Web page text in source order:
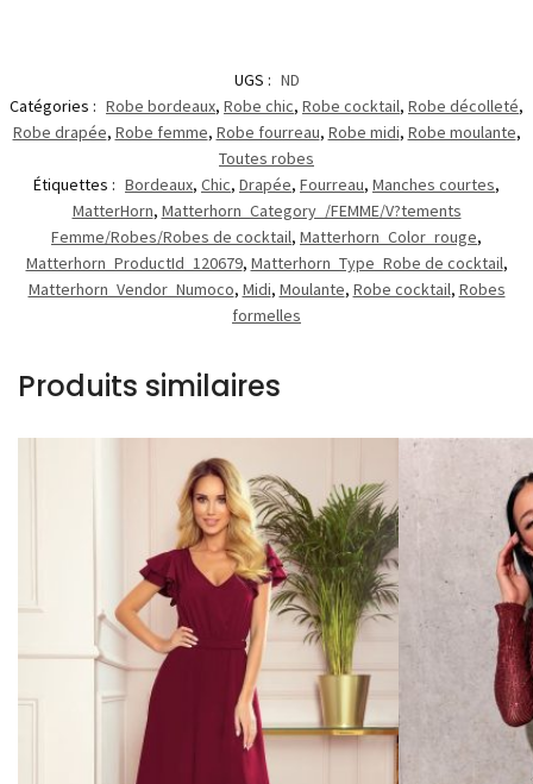
UGS : ND
Catégories : Robe bordeaux, Robe chic, Robe cocktail, Robe décolleté,
Robe drapée, Robe femme, Robe fourreau, Robe midi, Robe moulante,
Toutes robes
Étiquettes : Bordeaux, Chic, Drapée, Fourreau, Manches courtes,
MatterHorn, Matterhorn_Category_/FEMME/V?tements
Femme/Robes/Robes de cocktail, Matterhorn_Color_rouge,
Matterhorn_ProductId_120679, Matterhorn_Type_Robe de cocktail,
Matterhorn_Vendor_Numoco, Midi, Moulante, Robe cocktail, Robes
formelles
Produits similaires